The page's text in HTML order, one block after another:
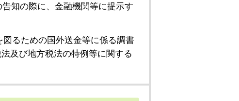
知の際に、金融機関等に提示す
図るための国外送金等に係る調書
及び地方税法の特例等に関する